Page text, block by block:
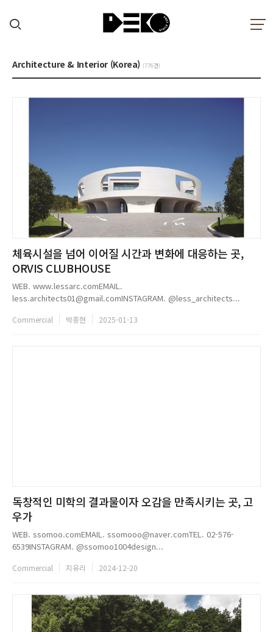
Architecture & Interior (Korea) (776건)
체육시설을 넘어 이어질 시간과 변화에 대응하는 곳,
ORVIS CLUBHOUSE
WEB. www.lessarc.comEMAIL.
less.architects01@gmail.comINSTAGRAM. @less_architects...
Commercial 박종현 2025-01-13
독창적인 미학의 결과물이자 오감을 만족시키는 곳, 고
우가
WEB. ssomoo.comEMAIL. ssomooo@naver.comTEL. 02-576-
6539INSTAGRAM. @ssomoo1004design...
Commercial 지유리 2024-12-20